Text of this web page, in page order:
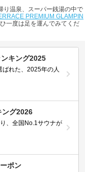
り温泉、スーパー銭湯の中で
PREMIUM GLAMPIN
一度は足を運んでみてくだ
キング2025
れた、2025年の人
ング2026
、全国No.1サウナが
ポン